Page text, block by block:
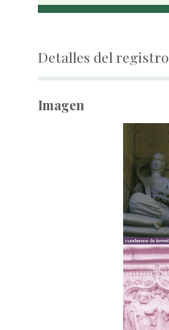
Detalles del registro
Imagen